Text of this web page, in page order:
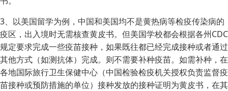
3、以美国留学为例，中国和美国均不是黄热病等检疫传染病的
疫区，出入境时无需核查黄皮书。但美国学校都会根据各州CDC
规定要求完成一些疫苗接种，如果既往都已经完成接种或者通过
其他方式（如测抗体）完成。则不需要补种疫苗。如需补种，在
各地国际旅行卫生保健中心（中国检验检疫机关授权负责监督疫
苗接种或预防措施的单位）接种发放的接种证明为黄皮书，在其